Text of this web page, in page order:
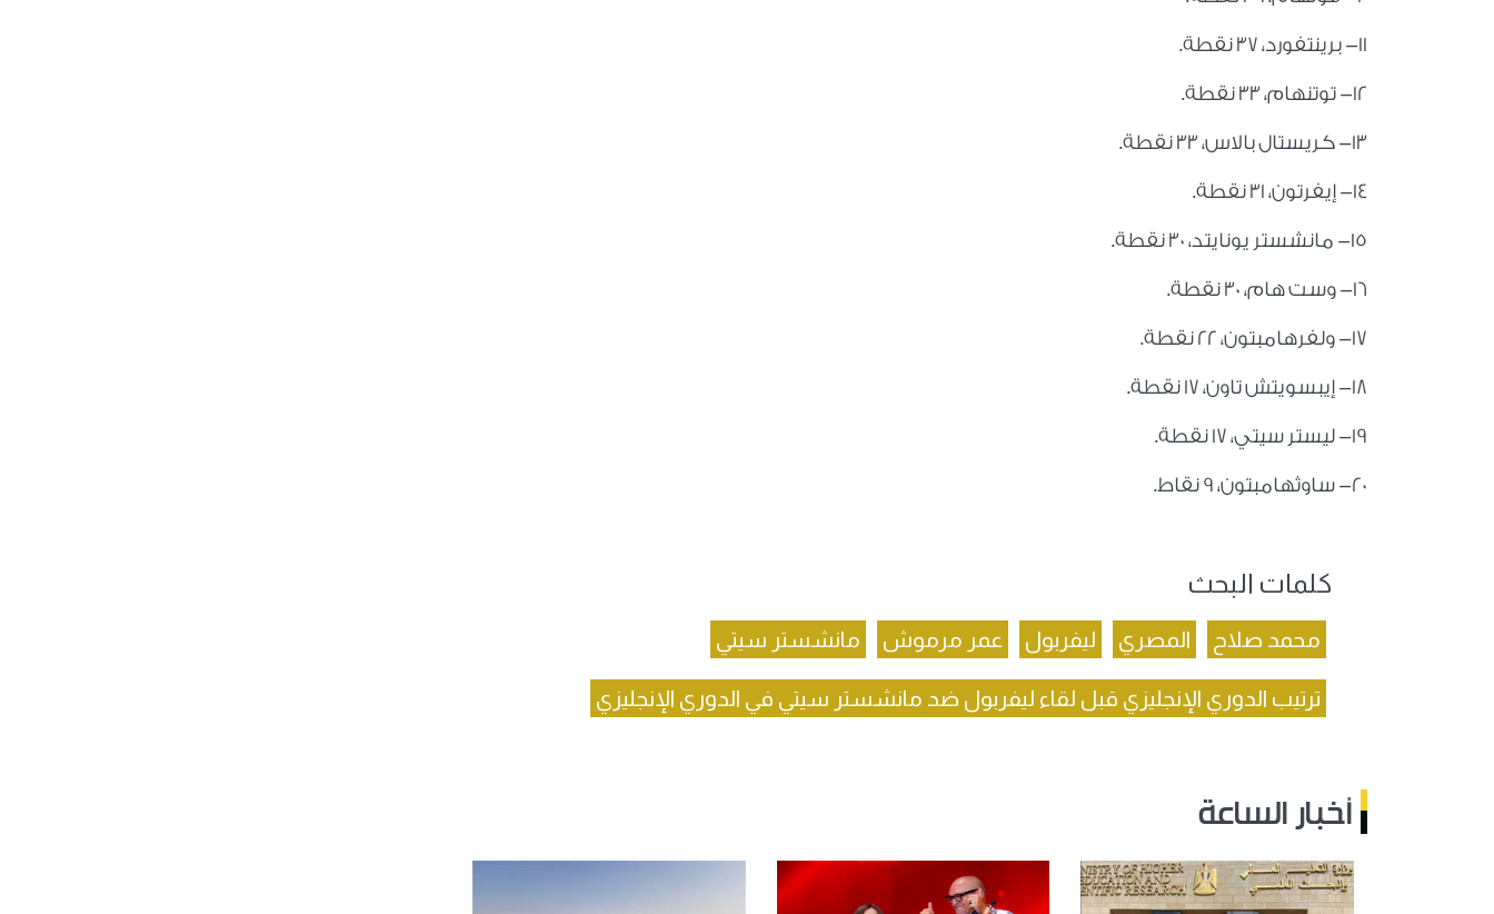
11- برينتفورد، 37 نقطة.
12- توتنهام، 33 نقطة.
13- كريستال بالاس، 33 نقطة.
14- إيفرتون، 31 نقطة.
15- مانشستر يونايتد، 30 نقطة.
16- وست هام، 30 نقطة.
17- ولفرهامبتون، 22 نقطة.
18- إيبسويتش تاون، 17 نقطة.
19- ليستر سيتي، 17 نقطة.
20- ساوثهامبتون، 9 نقاط.
كلمات البحث
محمد صلاح المصري ليفربول عمر مرموش مانشستر سيتي
ترتيب الدوري الإنجليزي قبل لقاء ليفربول ضد مانشستر سيتي في الدوري الإنجليزي
أخبار الساعة